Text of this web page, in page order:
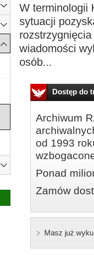
W terminologii
sytuacji
wiadomości
osób...
Dostęp do
Archiwum
od 1993
Ponad
Zamów
Masz już